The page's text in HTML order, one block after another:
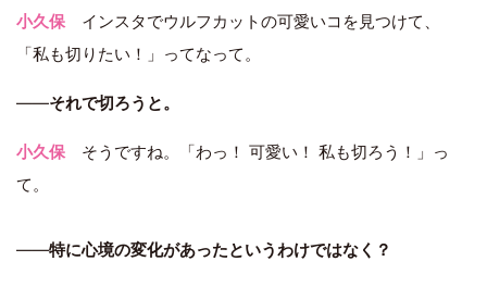
小久保 インスタでウルフカットの可愛いコを見つけて、
「私も切りたい！」ってなって。
――それで切ろうと。
小久保 そうですね。「わっ！ 可愛い！ 私も切ろう！」っ
て。
――特に心境の変化があったというわけではなく？